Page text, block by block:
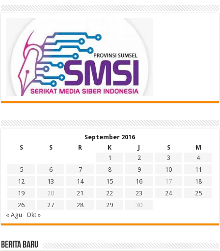
September 2016
S
S R K J S
M
1
2 3
4
5
6 7 8 9 10
11
12
13 14 15 16 17
18
19
20 21 22 23 24
25
26
27 28 29
30
« Agu
Okt »
BERITA BARU